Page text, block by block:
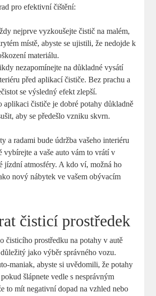
pro efektivní čištění:
nejprve vyzkoušejte čistič na malém,
místě, abyste se ujistili, že nedojde k
materiálu.
nezapomínejte na důkladné vysátí
před aplikací čističe. Bez prachu a
se výsledný efekt zlepší.
aplikaci čističe je dobré potahy důkladně
aby se předešlo vzniku skvrn.
a radami bude údržba vašeho interiéru
vybírejte a vaše auto vám to vrátí v
jízdní atmosféry. A kdo ví, možná ho
nový nábytek ve vašem obývacím
čisticí prostředek
čisticího prostředku na potahy v autě
jako výběr správného vozu.
maniak, abyste si uvědomili, že potahy
šlápnete vedle s nesprávným
to mít negativní dopad na vzhled nebo